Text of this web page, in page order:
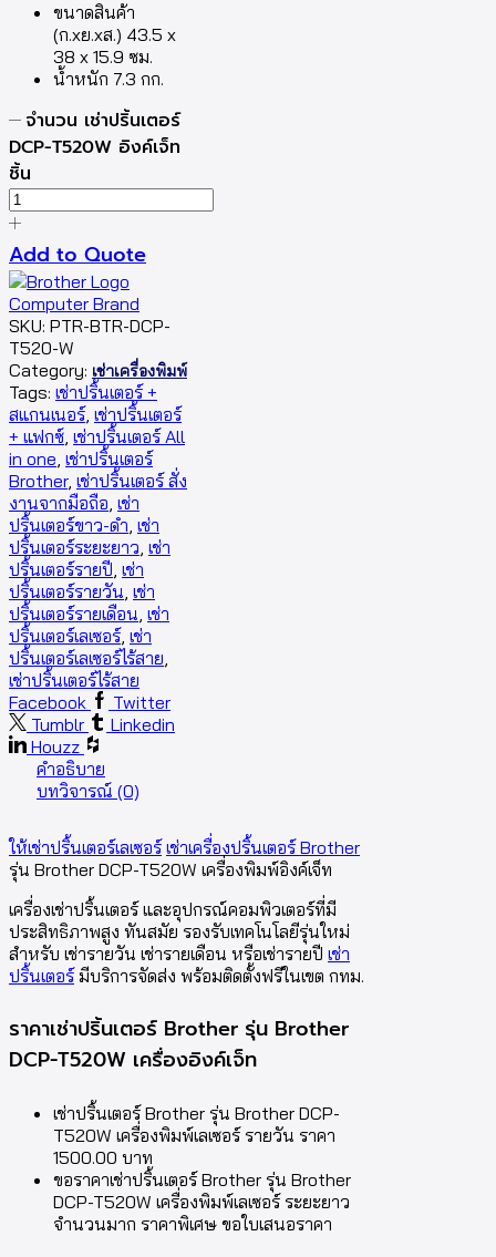
ขนาดสินค้า
(ก.xย.xส.) 43.5 x
38 x 15.9 ซม.
น้ำหนัก 7.3 กก.
จำนวน เช่าปริ้นเตอร์
DCP-T520W อิงค์เจ็ท
ชิ้น
Add to Quote
SKU: PTR-BTR-DCP-
T520-W
Category: เช่าเครื่องพิมพ์
Tags: เช่าปริ้นเตอร์ +
สแกนเนอร์, เช่าปริ้นเตอร์
+ แฟกซ์, เช่าปริ้นเตอร์ All
in one, เช่าปริ้นเตอร์
Brother, เช่าปริ้นเตอร์ สั่ง
งานจากมือถือ, เช่า
ปริ้นเตอร์ขาว-ดำ, เช่า
ปริ้นเตอร์ระยะยาว, เช่า
ปริ้นเตอร์รายปี, เช่า
ปริ้นเตอร์รายวัน, เช่า
ปริ้นเตอร์รายเดือน, เช่า
ปริ้นเตอร์เลเซอร์, เช่า
ปริ้นเตอร์เลเซอร์ไร้สาย,
เช่าปริ้นเตอร์ไร้สาย
Facebook
Twitter
Tumblr
Linkedin
Houzz
คำอธิบาย
บทวิจารณ์ (0)
ให้เช่าปริ้นเตอร์เลเซอร์ เช่าเครื่องปริ้นเตอร์ Brother
รุ่น Brother DCP-T520W เครื่องพิมพ์อิงค์เจ็ท
เครื่องเช่าปริ้นเตอร์ และอุปกรณ์คอมพิวเตอร์ที่มี
ประสิทธิภาพสูง ทันสมัย รองรับเทคโนโลยีรุ่นใหม่
สำหรับ เช่ารายวัน เช่ารายเดือน หรือเช่ารายปี เช่า
ปริ้นเตอร์ มีบริการจัดส่ง พร้อมติดตั้งฟรีในเขต กทม.
ราคาเช่าปริ้นเตอร์ Brother รุ่น Brother
DCP-T520W เครื่องอิงค์เจ็ท
เช่าปริ้นเตอร์ Brother รุ่น Brother DCP-
T520W เครื่องพิมพ์เลเซอร์ รายวัน ราคา
1500.00 บาท
ขอราคาเช่าปริ้นเตอร์ Brother รุ่น Brother
DCP-T520W เครื่องพิมพ์เลเซอร์ ระยะยาว
จำนวนมาก ราคาพิเศษ ขอใบเสนอราคา